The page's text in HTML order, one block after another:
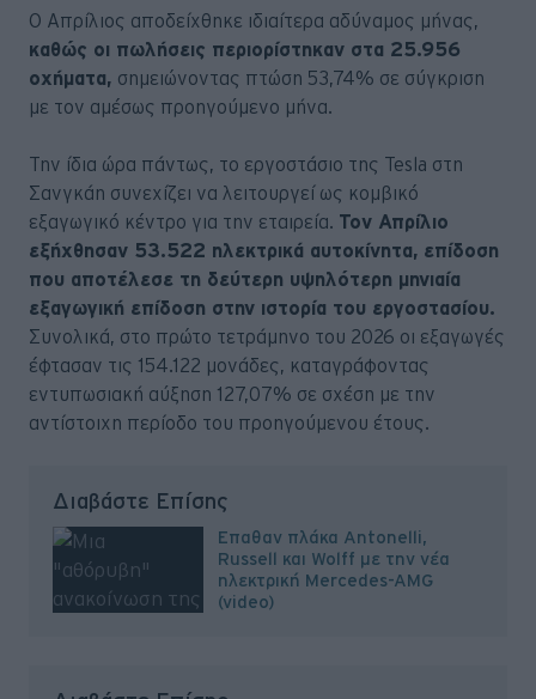
Ο Απρίλιος αποδείχθηκε ιδιαίτερα αδύναμος μήνας,
καθώς οι πωλήσεις περιορίστηκαν στα 25.956
οχήματα, σημειώνοντας πτώση 53,74% σε σύγκριση
με τον αμέσως προηγούμενο μήνα.
Την ίδια ώρα πάντως, το εργοστάσιο της Tesla στη
Σανγκάη συνεχίζει να λειτουργεί ως κομβικό
εξαγωγικό κέντρο για την εταιρεία. Τον Απρίλιο
εξήχθησαν 53.522 ηλεκτρικά αυτοκίνητα, επίδοση
που αποτέλεσε τη δεύτερη υψηλότερη μηνιαία
εξαγωγική επίδοση στην ιστορία του εργοστασίου.
Συνολικά, στο πρώτο τετράμηνο του 2026 οι εξαγωγές
έφτασαν τις 154.122 μονάδες, καταγράφοντας
εντυπωσιακή αύξηση 127,07% σε σχέση με την
αντίστοιχη περίοδο του προηγούμενου έτους.
Διαβάστε Επίσης
Έπαθαν πλάκα Antonelli,
Russell και Wolff με την νέα
ηλεκτρική Mercedes-AMG
(video)